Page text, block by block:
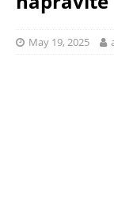
May 19, 2025